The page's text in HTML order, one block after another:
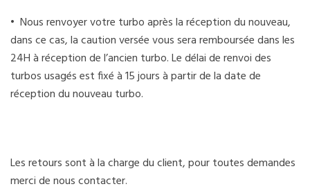
• Nous renvoyer votre turbo après la réception du nouveau,
dans ce cas, la caution versée vous sera remboursée dans les
24H à réception de l’ancien turbo. Le délai de renvoi des
turbos usagés est fixé à 15 jours à partir de la date de
réception du nouveau turbo.
Les retours sont à la charge du client, pour toutes demandes
merci de nous contacter.